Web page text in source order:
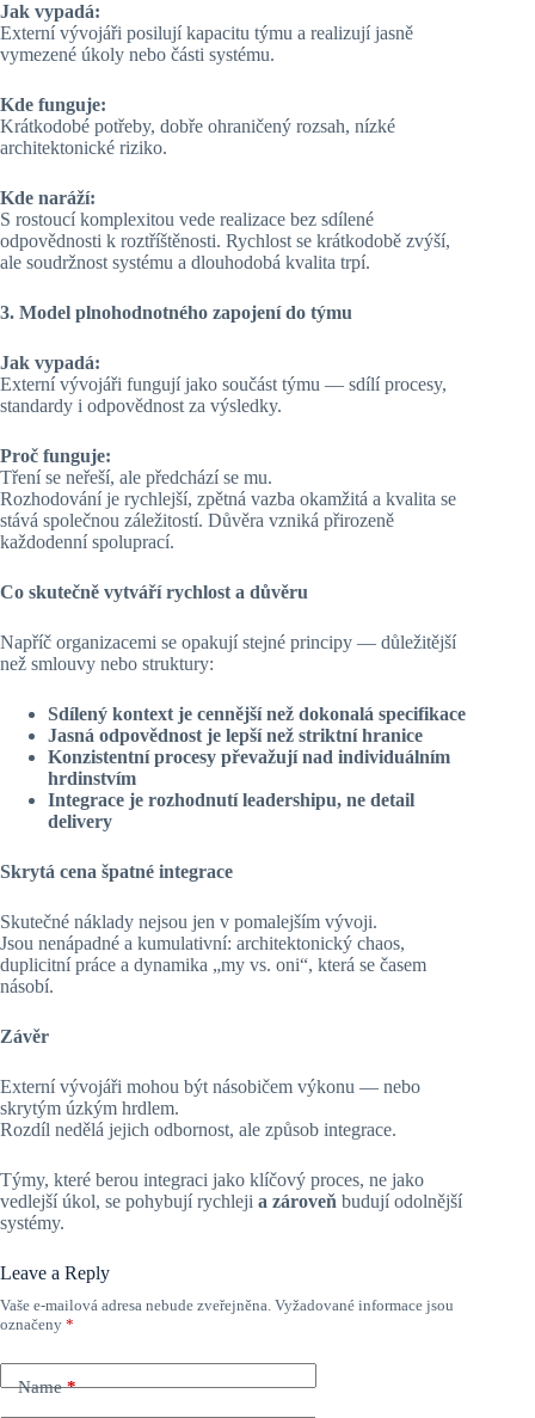
Jak vypadá:
Externí vývojáři posilují kapacitu týmu a realizují jasně
vymezené úkoly nebo části systému.
Kde funguje:
Krátkodobé potřeby, dobře ohraničený rozsah, nízké
architektonické riziko.
Kde naráží:
S rostoucí komplexitou vede realizace bez sdílené
odpovědnosti k roztříštěnosti. Rychlost se krátkodobě zvýší,
ale soudržnost systému a dlouhodobá kvalita trpí.
3. Model plnohodnotného zapojení do týmu
Jak vypadá:
Externí vývojáři fungují jako součást týmu — sdílí procesy,
standardy i odpovědnost za výsledky.
Proč funguje:
Tření se neřeší, ale předchází se mu.
Rozhodování je rychlejší, zpětná vazba okamžitá a kvalita se
stává společnou záležitostí. Důvěra vzniká přirozeně
každodenní spoluprací.
Co skutečně vytváří rychlost a důvěru
Napříč organizacemi se opakují stejné principy — důležitější
než smlouvy nebo struktury:
Sdílený kontext je cennější než dokonalá specifikace
Jasná odpovědnost je lepší než striktní hranice
Konzistentní procesy převažují nad individuálním
hrdinstvím
Integrace je rozhodnutí leadershipu, ne detail
delivery
Skrytá cena špatné integrace
Skutečné náklady nejsou jen v pomalejším vývoji.
Jsou nenápadné a kumulativní: architektonický chaos,
duplicitní práce a dynamika „my vs. oni“, která se časem
násobí.
Závěr
Externí vývojáři mohou být násobičem výkonu — nebo
skrytým úzkým hrdlem.
Rozdíl nedělá jejich odbornost, ale způsob integrace.
Týmy, které berou integraci jako klíčový proces, ne jako
vedlejší úkol, se pohybují rychleji a zároveň budují odolnější
systémy.
Leave a Reply
Vaše e-mailová adresa nebude zveřejněna. Vyžadované informace jsou
označeny *
Name*